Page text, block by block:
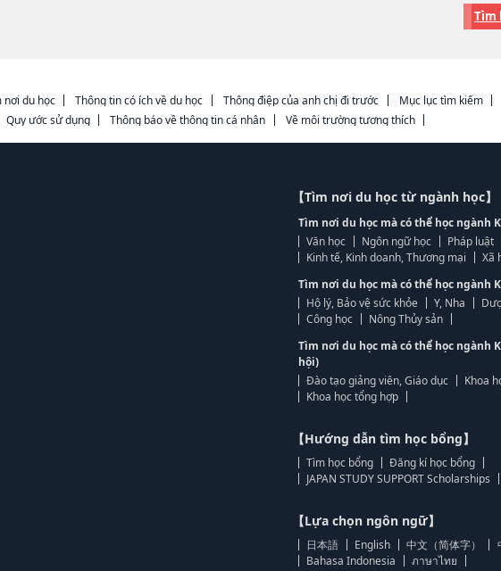
Tìm
nơi du học Thông tin có ích về du học Thông điệp của anh chị đi trước Mục lục tìm kiếm
Quy ước sử dụng
Thông báo về thông tin cá nhân Về môi trường tương thích
【Tìm nơi du học từ ngành học】
Tìm nơi du học mà có thể học ngành
Văn học
Ngôn ngữ học
Pháp luật
Kinh tế, Kinh doanh, Thương mại
Xã
Tìm nơi du học mà có thể học ngành
Hộ lý, Bảo vệ sức khỏe
Y, Nha
Công học
Nông Thủy sản
Tìm nơi du học mà có thể học ngành
hội)
Đào tạo giảng viên, Giáo dục
Khoa
Khoa học tổng hợp
【Hướng dẫn tìm học bổng】
Tìm học bổng
Đăng kí học bổng
JAPAN STUDY SUPPORT Scholarships
【Lựa chọn ngôn ngữ】
日本語 English 中文（简体字）
Bahasa Indonesia
ภาษาไทย